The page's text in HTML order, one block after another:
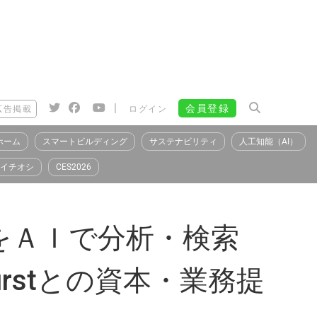
告掲載 | ログイン 会員登録
ーム スマートビルディング サステナビリティ 人工知能（AI）
イチオシ CES2026
Ｉで分析・検索
との資本・業務提